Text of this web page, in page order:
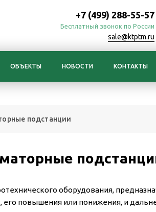
+7 (499) 288-55-57
Бесплатный звонок по России
sale@ktptm.ru
ОБЪЕКТЫ НОВОСТИ КОНТАКТЫ
подстанции
оборудования,
его повышения или понижения, и